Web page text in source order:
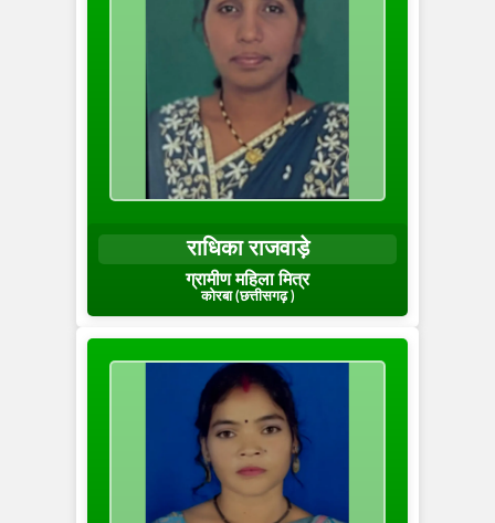
राधिका राजवाड़े
ग्रामीण महिला मित्र
कोरबा (छत्तीसगढ़ )